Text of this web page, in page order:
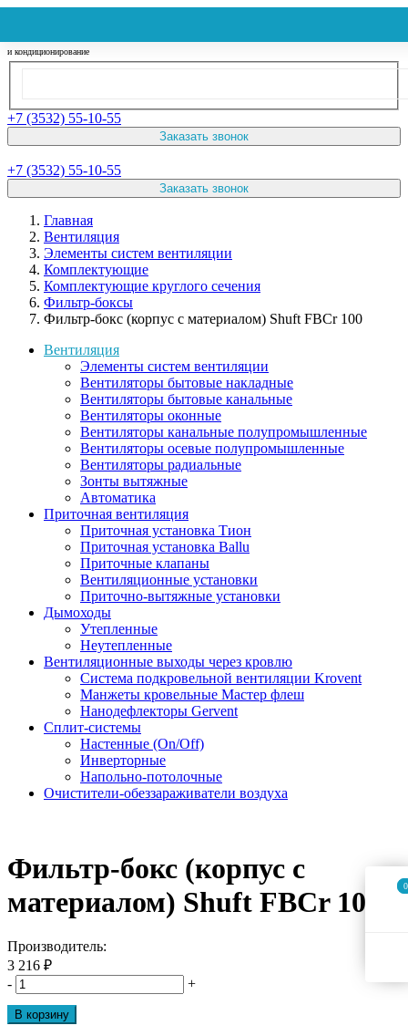
и кондиционирование
+7 (3532) 55-10-55
Заказать звонок
+7 (3532) 55-10-55
Заказать звонок
Главная
Вентиляция
Элементы систем вентиляции
Комплектующие
Комплектующие круглого сечения
Фильтр-боксы
Фильтр-бокс (корпус с материалом) Shuft FBCr 100
Вентиляция
Элементы систем вентиляции
Вентиляторы бытовые накладные
Вентиляторы бытовые канальные
Вентиляторы оконные
Вентиляторы канальные полупромышленные
Вентиляторы осевые полупромышленные
Вентиляторы радиальные
Зонты вытяжные
Автоматика
Приточная вентиляция
Приточная установка Тион
Приточная установка Ballu
Приточные клапаны
Вентиляционные установки
Приточно-вытяжные установки
Дымоходы
Утепленные
Неутепленные
Вентиляционные выходы через кровлю
Система подкровельной вентиляции Krovent
Манжеты кровельные Мастер флеш
Нанодефлекторы Gervent
Сплит-системы
Настенные (On/Off)
Инверторные
Напольно-потолочные
Очистители-обеззараживатели воздуха
Фильтр-бокс (корпус с
материалом) Shuft FBCr 100
Производитель:
3 216 ₽
-
+
В корзину
0
0